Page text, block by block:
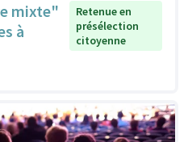
mixte"
à
Retenue en
présélection
citoyenne